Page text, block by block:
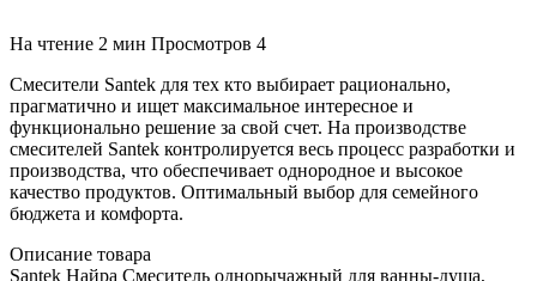
На чтение 2 мин Просмотров 4
Смесители Santek для тех кто выбирает рационально,
прагматично и ищет максимальное интересное и
функционально решение за свой счет. На производстве
смесителей Santek контролируется весь процесс разработки и
производства, что обеспечивает однородное и высокое
качество продуктов. Оптимальный выбор для семейного
бюджета и комфорта.
Описание товара
Santek Найра Смеситель однорычажный для ванны-душа,